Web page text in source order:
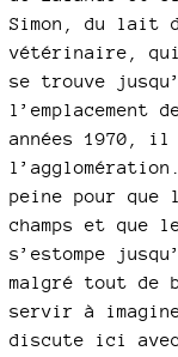
Simon, du lait
vétérinaire,
se trouve
l’emplacement
années 1970, il
peine pour que
champs et que
s’estompe
malgré tout de
servir à
discute ici